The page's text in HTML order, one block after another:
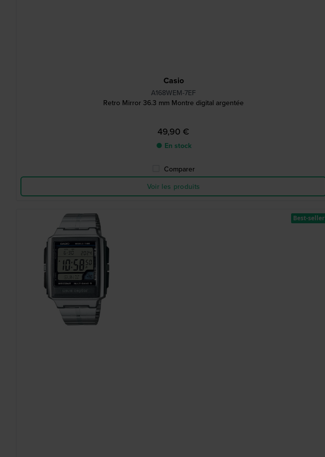
Casio
A168WEM-7EF
Retro Mirror 36.3 mm Montre digital argentée
49,90 €
● En stock
Comparer
Voir les produits
Best-seller